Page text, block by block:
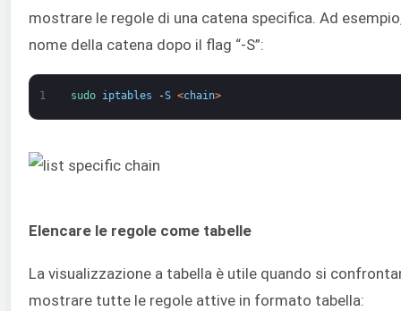
mostrare le regole di una catena specifica. Ad
nome della catena dopo il flag “-S”:
1 sudo iptables -S <chain>
Elencare le regole come tabelle
La visualizzazione a tabella è utile quando si
mostrare tutte le regole attive in formato tabella: